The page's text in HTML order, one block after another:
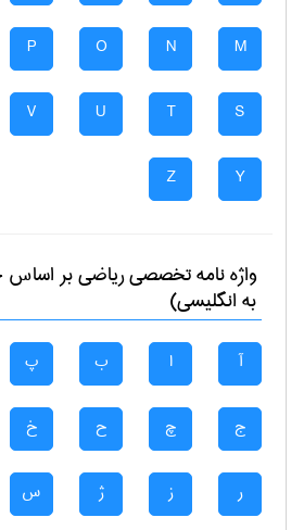
M
N
O
P
S
T
U
V
Y
Z
واژه نامه تخصصیرياضیبر اساس
به انگلیسی)
آ ا ب پ
ج چ ح خ
ر ز ژ س